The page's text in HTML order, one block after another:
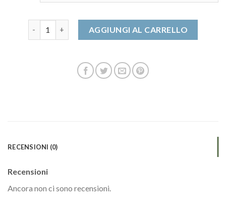
AGGIUNGI AL CARRELLO
RECENSIONI (0)
Recensioni
Ancora non ci sono recensioni.